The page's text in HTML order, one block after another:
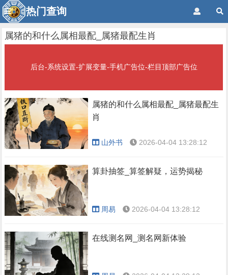
热门查询
属猪的和什么属相最配_属猪最配生肖
后台-系统设置-扩展变量-手机广告位-栏目顶部广告位
属猪的和什么属相最配_属猪最配生
肖
山外书 2026-04-04 13:28:12
算卦抽签_算签解疑，运势揭秘
周易 2026-04-04 13:28:12
在线测名网_测名网新体验